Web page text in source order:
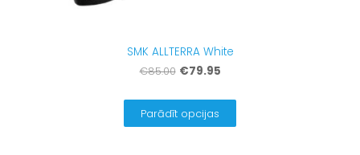
SMK ALLTERRA White
€85.00 €79.95
Parādīt opcijas